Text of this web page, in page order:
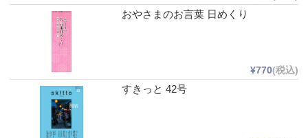
おやさまのお言葉 日めくり
¥770(税込)
すきっと 42号